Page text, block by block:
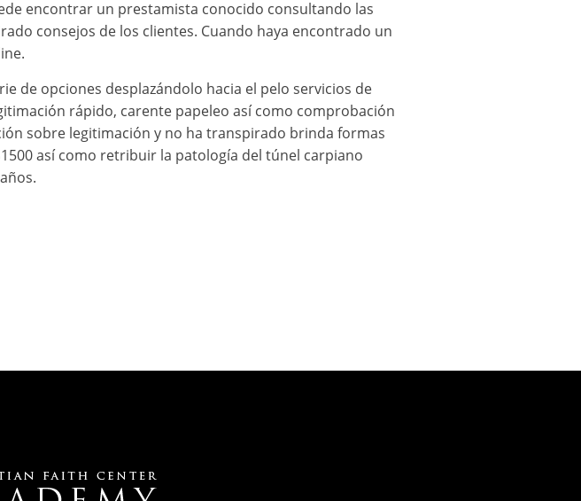
encontrar un prestamista conocido consultando las
consejos de los clientes. Cuando haya encontrado un
de opciones desplazándolo hacia el pelo servicios de
rápido, carente papeleo así­ como comprobación
sobre legitimación y no ha transpirado brinda formas
así­ como retribuir la patologí­a del túnel carpiano